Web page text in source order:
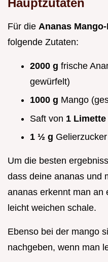
Für die Ananas
folgende Zutaten:
2000 g frische
gewürfelt)
1000 g Mango
Saft von 1 Limette
1 ½ g
Um die besten
dass deine ananas und
ananas erkennt man an
leicht weichen schale.
Ebenso bei der mango
nachgeben, wenn man